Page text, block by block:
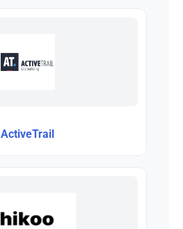
ActiveTrail